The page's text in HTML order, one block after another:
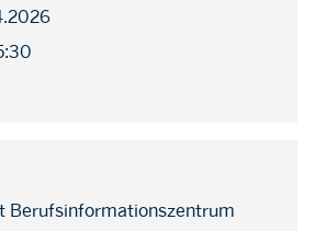
Berufsinformationszentrum